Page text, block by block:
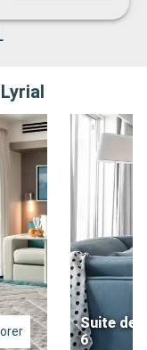
Suite de
6